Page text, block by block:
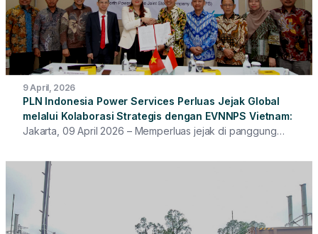
9 April, 2026
PLN Indonesia Power Services Perluas Jejak Global
melalui Kolaborasi Strategis dengan EVNNPS Vietnam
Jakarta, 09 April 2026 – Memperluas jejak di panggung
Services) terus memperluas keberhasilan bisnis overseas
melalui penguatan kerja sama strategis dengan North
Power Service Joint Stock Company (EVNNPS) Vietnam.
Perpanjangan kolaborasi ini menjadi bukti kepercayaan
internasional atas kapabilitas PLN IP Services dalam